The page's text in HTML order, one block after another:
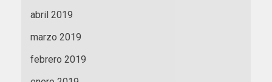
abril 2019
marzo 2019
febrero 2019